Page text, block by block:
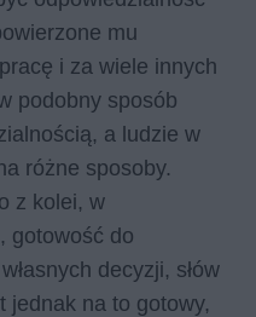
mu
i za wiele innych
podobny sposób
a ludzie w
różne sposoby.
z kolei, w
gotowość do
decyzji, słów
jednak na to gotowy,